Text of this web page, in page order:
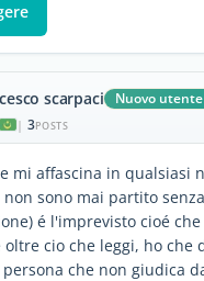
scarpaci Nuovo utente
| 3POSTS
mi affascina in qualsiasi
sono mai partito
é l'imprevisto cioé
oltre cio che leggi, ho che
persona che non giudica